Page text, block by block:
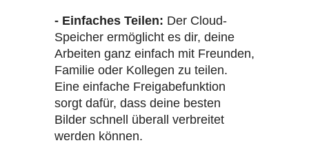
- Einfaches Teilen: Der Cloud-
Speicher ermöglicht es dir, deine
Arbeiten ganz einfach mit Freunden,
Familie oder Kollegen zu teilen.
Eine einfache Freigabefunktion
sorgt dafür, dass deine besten
Bilder schnell überall verbreitet
werden können.